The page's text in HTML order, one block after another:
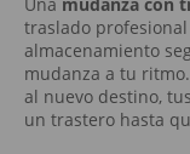
traslado
almacenamiento
mudanza a tu
al nuevo destino,
un trastero hasta